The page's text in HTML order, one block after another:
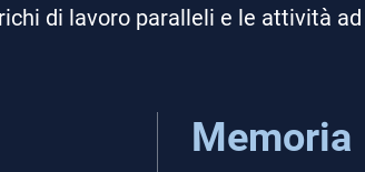
di lavoro paralleli e le attività
Memoria